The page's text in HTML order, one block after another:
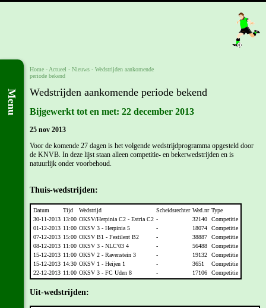
Menu
Home - Actueel - Nieuws - Wedstrijden aankomende
periode bekend
Wedstrijden aankomende periode bekend
Bijgewerkt tot en met: 22 december 2013
25 nov 2013
Voor de komende 27 dagen is het volgende wedstrijdprogramma opgesteld door
de KNVB. In deze lijst staan alleen competitie- en bekerwedstrijden en is
natuurlijk onder voorbehoud.
Thuis-wedstrijden:
Datum Tijd Wedstrijd Scheidsrechter Wed.nr Type
30-11-2013 13:00 OKSV/Herpinia C2 - Estria C2 - 32140
Competitie
01-12-2013 11:00 OKSV 3 - Herpinia 5 - 18074
Competitie
07-12-2013 15:00 OKSV B1 - Festilent B2 - 38887
Competitie
08-12-2013 11:00 OKSV 3 - NLC'03 4 - 56488
Competitie
15-12-2013 11:00 OKSV 2 - Ravenstein 3 - 19132
Competitie
15-12-2013 14:30 OKSV 1 - Heijen 1 - 3651
Competitie
22-12-2013 11:00 OKSV 3 - FC Uden 8 - 17106 Competitie
Uit-wedstrijden: